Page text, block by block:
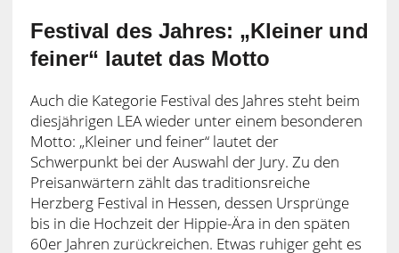
Festival des Jahres: „Kleiner und
feiner“ lautet das Motto
Auch die Kategorie Festival des Jahres steht beim
diesjährigen LEA wieder unter einem besonderen
Motto: „Kleiner und feiner“ lautet der
Schwerpunkt bei der Auswahl der Jury. Zu den
Preisanwärtern zählt das traditionsreiche
Herzberg Festival in Hessen, dessen Ursprünge
bis in die Hochzeit der Hippie-Ära in den späten
60er Jahren zurückreichen. Etwas ruhiger geht es